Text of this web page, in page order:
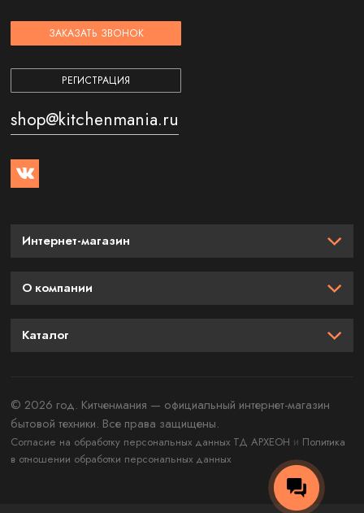
ЗАКАЗАТЬ ЗВОНОК
РЕГИСТРАЦИЯ
shop@kitchenmania.ru
Интернет-магазин
О компании
Каталог
© 2026 год. Китченмания — официальный интернет-магазин
бытовой техники. Все права защищены.
Согласие на обработку персональных данных ТД АРХЕОН и Политика
в отношении обработки персональных данных